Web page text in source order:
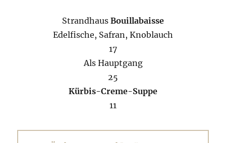
Strandhaus Bouillabaisse
Edelfische, Safran, Knoblauch
17
Als Hauptgang
25
Kürbis-Creme-Suppe
11